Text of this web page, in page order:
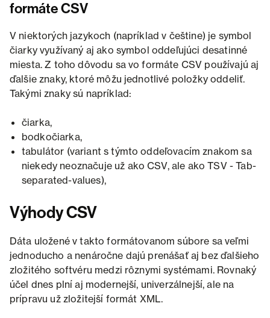
formáte CSV
V niektorých jazykoch (napríklad v češtine) je symbol
čiarky využívaný aj ako symbol oddeľujúci desatinné
miesta. Z toho dôvodu sa vo formáte CSV používajú aj
ďalšie znaky, ktoré môžu jednotlivé položky oddeliť.
Takými znaky sú napríklad:
čiarka,
bodkočiarka,
tabulátor (variant s týmto oddeľovacím znakom sa
niekedy neoznačuje už ako CSV, ale ako TSV - Tab-
separated-values),
Výhody CSV
Dáta uložené v takto formátovanom súbore sa veľmi
jednoducho a nenáročne dajú prenášať aj bez ďalšieho
zložitého softvéru medzi rôznymi systémami. Rovnaký
účel dnes plní aj modernejší, univerzálnejší, ale na
prípravu už zložitejší formát XML.